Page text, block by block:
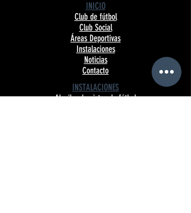
INICIO
Club de fútbol
Club Social
Áreas Deportivas
Instalaciones
Noticias
Contacto
INSTALACIONES
Alquiler de pistas de fútbol